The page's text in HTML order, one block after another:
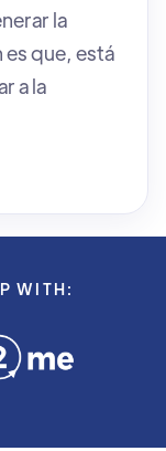
la
es que, está
a la
WITH: